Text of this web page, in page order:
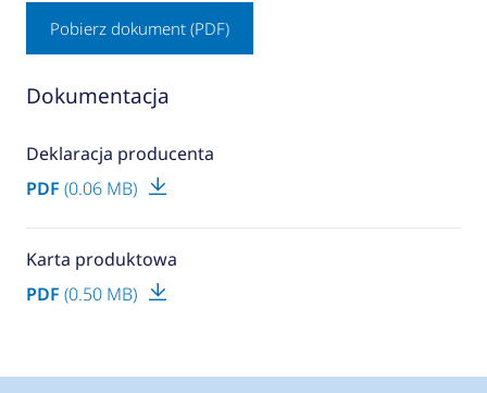
Pobierz dokument (PDF)
Dokumentacja
Deklaracja producenta
PDF (0.06 MB)
Karta produktowa
PDF (0.50 MB)